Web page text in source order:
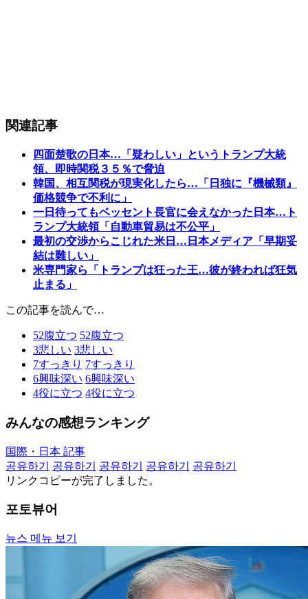
関連記事
四面楚歌の日本…「疑わしい」というトランプ大統
領、即時関税３５％で脅迫
韓国、相互関税が現実化したら…「日独に『機械類』
価格競争で不利に」
一日待ってもベッセント長官に会えなかった日本…ト
ランプ大統領「自動車貿易は不公平」
最初の交渉からこじれた米日…日本メディア「早期妥
結は難しい」
米専門家ら「トランプは狂った王…彼が終われば狂気
止まる」
この記事を読んで…
52腹立つ 52腹立つ
3悲しい 3悲しい
7すっきり 7すっきり
6興味深い 6興味深い
4役に立つ 4役に立つ
みんなの感想ランキング
国際・日本 記事
공유하기
공유하기 공유하기 공유하기
공유하기
リンクコピーが完了しました。
포토뷰어
뉴스 메뉴 보기